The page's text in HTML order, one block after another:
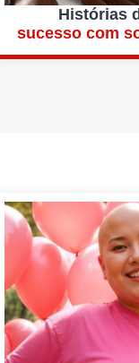
Histórias
sucesso com